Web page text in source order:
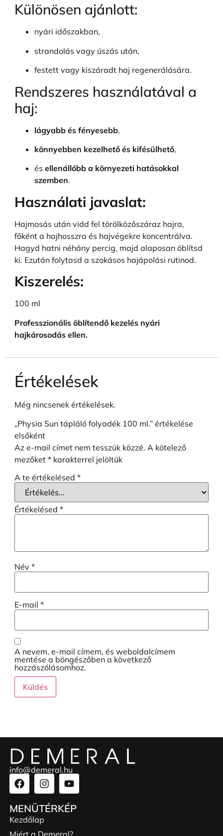
Különösen ajánlott:
nyári időszakban,
strandolás vagy úszás után,
festett vagy kiszáradt haj regenerálására.
Rendszeres használatával a
haj:
lágyabb és fényesebb,
könnyebben kezelhető és kifésülhető,
és ellenállóbb a környezeti hatásokkal
szemben.
Használati javaslat:
Hajmosás után vidd fel törölközőszáraz hajra,
főként a hajhosszra és hajvégekre koncentrálva.
Hagyd hatni néhány percig, majd alaposan öblítsd
ki. Ezután folytasd a szokásos hajápolási rutinod.
Kiszerelés:
100 ml
Professzionális öblítendő kezelés nyári
hajkárosodás ellen.
Értékelések
Még nincsenek értékelések.
„Physia Sun tápláló folyadék 100 ml.” értékelése
elsőként
Az e-mail címet nem tesszük közzé. A kötelező
mezőket *karakterrel jelöltük
A te értékelésed *
Értékelésed *
Név *
E-mail *
A nevem, e-mail címem, és weboldalcímem
mentése a böngészőben a következő
hozzászólásomhoz.
info@demeral.hu
MENÜTÉRKÉP
Kezdőlap